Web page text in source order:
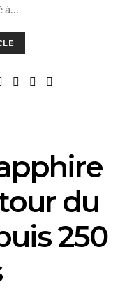
à…
du
250